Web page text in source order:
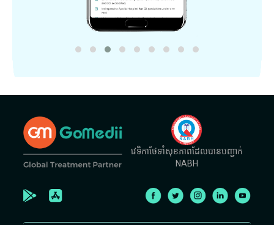
វេទិកាថែទាំសុខភាពដែលបានបញ្ជាក់
NABH